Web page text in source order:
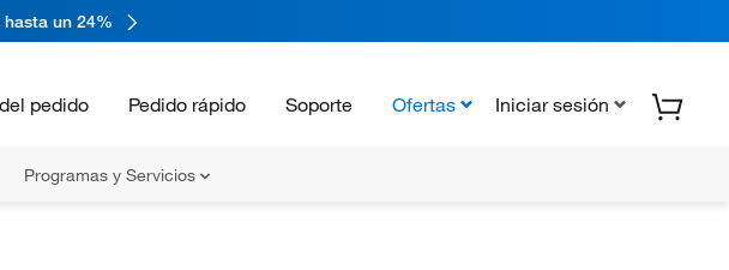
hasta un 24%
pedido Pedido rápido Soporte Ofertas Iniciar sesión
Programas y Servicios